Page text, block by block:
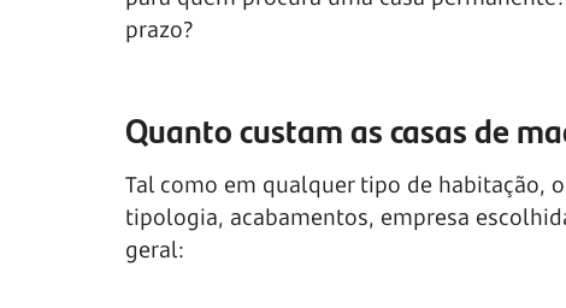
prazo?
Quanto custam as casas de
Tal como em qualquer tipo de habitação,
tipologia, acabamentos, empresa
geral: